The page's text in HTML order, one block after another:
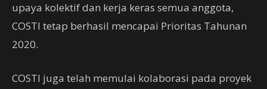
upaya kolektif dan kerja keras semua anggota,
COSTI tetap berhasil mencapai Prioritas Tahunan
2020.
COSTI juga telah memulai kolaborasi pada proyek